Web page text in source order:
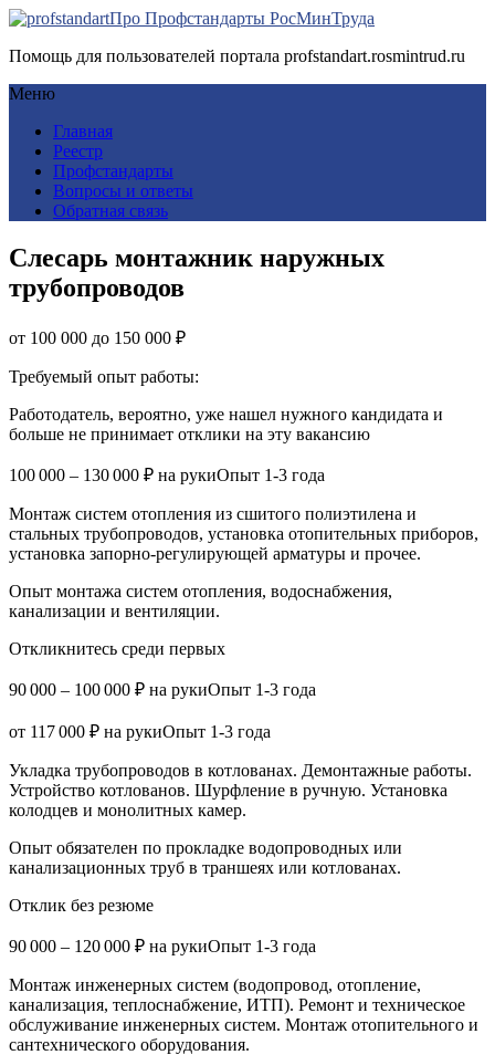
Про Профстандарты РосМинТруда
Помощь для пользователей портала profstandart.rosmintrud.ru
Меню
Главная
Реестр
Профстандарты
Вопросы и ответы
Обратная связь
Слесарь монтажник наружных
трубопроводов
от 100 000 до 150 000 ₽
Требуемый опыт работы:
Работодатель, вероятно, уже нашел нужного кандидата и
больше не принимает отклики на эту вакансию
100 000 – 130 000 ₽ на рукиОпыт 1-3 года
Монтаж систем отопления из сшитого полиэтилена и
стальных трубопроводов, установка отопительных приборов,
установка запорно-регулирующей арматуры и прочее.
Опыт монтажа систем отопления, водоснабжения,
канализации и вентиляции.
Откликнитесь среди первых
90 000 – 100 000 ₽ на рукиОпыт 1-3 года
от 117 000 ₽ на рукиОпыт 1-3 года
Укладка трубопроводов в котлованах. Демонтажные работы.
Устройство котлованов. Шурфление в ручную. Установка
колодцев и монолитных камер.
Опыт обязателен по прокладке водопроводных или
канализационных труб в траншеях или котлованах.
Отклик без резюме
90 000 – 120 000 ₽ на рукиОпыт 1-3 года
Монтаж инженерных систем (водопровод, отопление,
канализация, теплоснабжение, ИТП). Ремонт и техническое
обслуживание инженерных систем. Монтаж отопительного и
сантехнического оборудования.